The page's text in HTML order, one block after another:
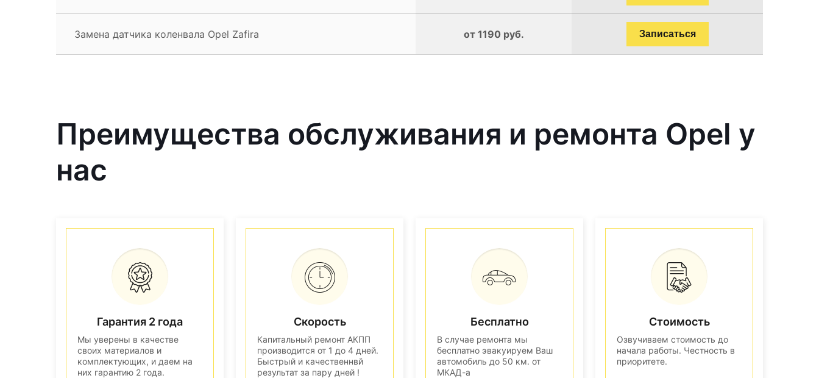
Замена датчика коленвала Opel Zafira от 1190 руб. Записаться
Преимущества обслуживания и ремонта Opel у
нас
Гарантия 2 года
Мы уверены в качестве
своих материалов и
комплектующих, и даем на
них гарантию 2 года.
Скорость
Капитальный ремонт АКПП
производится от 1 до 4 дней.
Быстрый и качественнвй
результат за пару дней !
Бесплатно
В случае ремонта мы
бесплатно эвакуируем Ваш
автомобиль до 50 км. от
МКАД-а
Стоимость
Озвучиваем стоимость до
начала работы. Честность в
приоритете.